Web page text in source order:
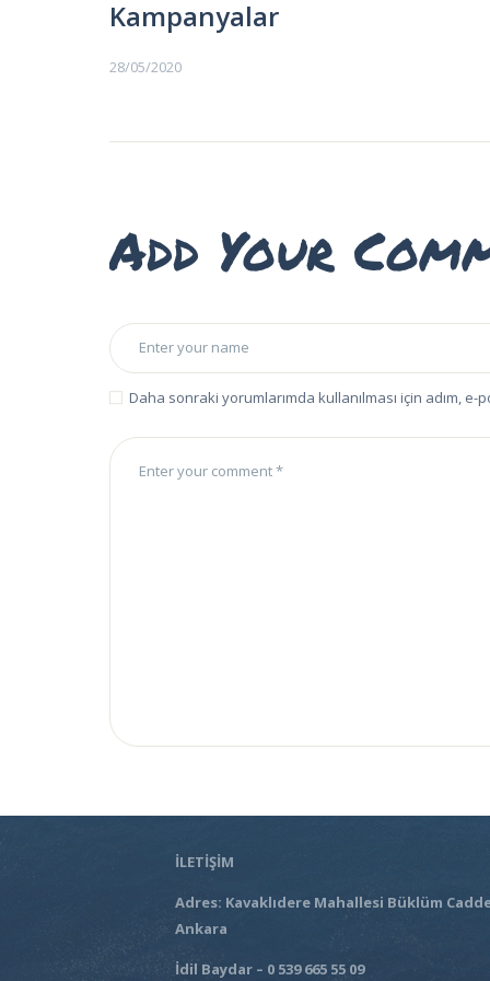
EĞITIMLER –
KURSLAR
ALBÜMLERI
HAKKIMIZDA
Kampanyalar
28/05/2020
Add Your
Daha sonraki yorumlarımda kullanılması için adım,
İLETİŞİM
Adres: Kavaklıdere Mahallesi Büklüm
Ankara
İdil Baydar – 0 539 665 55 09